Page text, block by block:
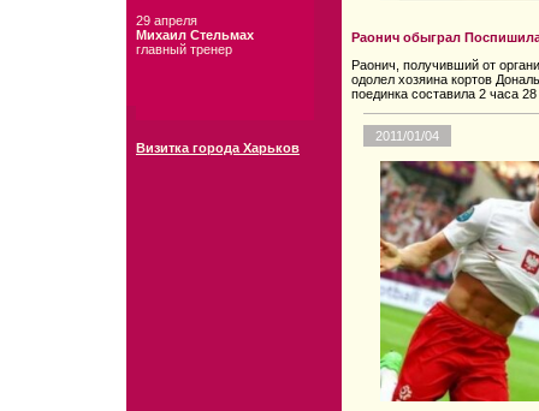
29 апреля
Михаил Стельмах
главный тренер
Визитка города Харьков
Раонич обыграл
Раонич, получивший от
одолел хозяина кортов
поединка составила 2 часа
2011/01/04